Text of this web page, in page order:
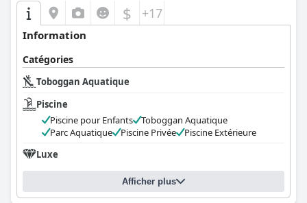
$ +17
Information
Catégories
Toboggan Aquatique
Piscine
Piscine pour Enfants
Toboggan Aquatique
Parc Aquatique
Piscine Privée
Piscine Extérieure
Luxe
Afficher plus